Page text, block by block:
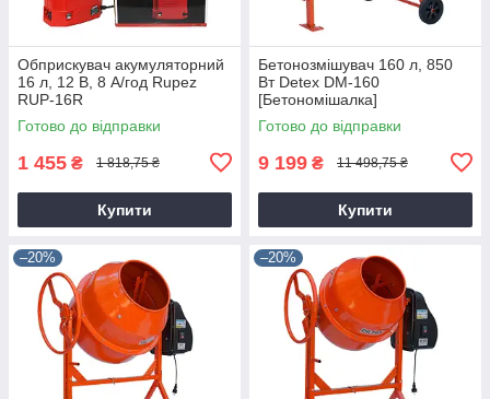
Обприскувач акумуляторний
16 л, 12 В, 8 А/год Rupez
RUP-16R
Готово до відправки
1 455 ₴ 1 818,75 ₴
Купити
Бетонозмішувач 160 л, 850
Вт Detex DM-160
[Бетономішалка]
Готово до відправки
9 199 ₴ 11 498,75 ₴
Купити
–20% –20%